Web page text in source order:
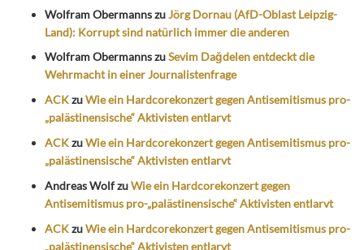
Wolfram ObermannszuJörg Dornau (AfD-Oblast Leipzig-
Land): Korrupt sind natürlich immer die anderen
Wolfram ObermannszuSevim Dağdelen entdeckt die
Wehrmacht in einer Journalistenfrage
ACKzuWie ein Hardcorekonzert gegen Antisemitismus pro-
„palästinensische“ Aktivisten entlarvt
ACKzuWie ein Hardcorekonzert gegen Antisemitismus pro-
„palästinensische“ Aktivisten entlarvt
Andreas WolfzuWie ein Hardcorekonzert gegen
Antisemitismus pro-„palästinensische“ Aktivisten entlarvt
ACKzuWie ein Hardcorekonzert gegen Antisemitismus pro-
„palästinensische“ Aktivisten entlarvt